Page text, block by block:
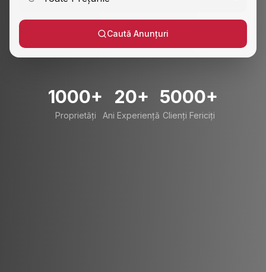
Caută Anunțuri
1000+
Proprietăți
20+
Ani Experiență
5000+
Clienți Fericiți